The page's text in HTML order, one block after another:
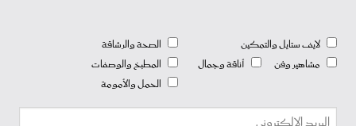
لايف ستايل والتمكين
مشاهير وفن
أناقة وجمال
الصحة والرشاقة
المطبخ والوصفات
الحمل والأمومة